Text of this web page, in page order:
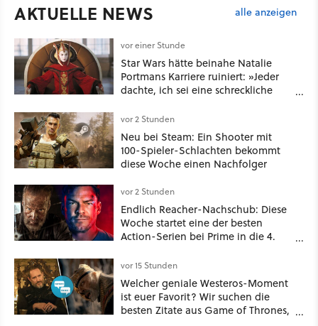
AKTUELLE NEWS alle anzeigen
vor einer Stunde
Star Wars hätte beinahe Natalie
Portmans Karriere ruiniert: »Jeder
dachte, ich sei eine schreckliche
vor 2 Stunden
Neu bei Steam: Ein Shooter mit
100-Spieler-Schlachten bekommt
diese Woche einen Nachfolger
vor 2 Stunden
Endlich Reacher-Nachschub: Diese
Woche startet eine der besten
Action-Serien bei Prime in die 4.
vor 15 Stunden
Welcher geniale Westeros-Moment
ist euer Favorit? Wir suchen die
besten Zitate aus Game of Thrones,